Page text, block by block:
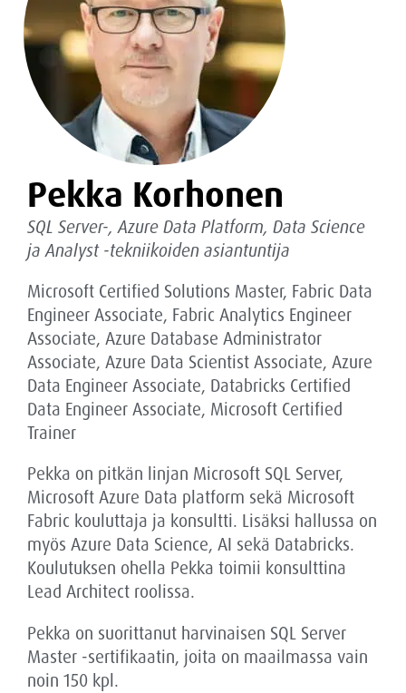
Pekka Korhonen
SQL Server-, Azure Data Platform, Data Science
ja Analyst -tekniikoiden asiantuntija
Microsoft Certified Solutions Master, Fabric Data
Engineer Associate, Fabric Analytics Engineer
Associate, Azure Database Administrator
Associate, Azure Data Scientist Associate, Azure
Data Engineer Associate, Databricks Certified
Data Engineer Associate, Microsoft Certified
Trainer
Pekka on pitkän linjan Microsoft SQL Server,
Microsoft Azure Data platform sekä Microsoft
Fabric kouluttaja ja konsultti. Lisäksi hallussa on
myös Azure Data Science, AI sekä Databricks.
Koulutuksen ohella Pekka toimii konsulttina
Lead Architect roolissa.
Pekka on suorittanut harvinaisen SQL Server
Master -sertifikaatin, joita on maailmassa vain
noin 150 kpl.